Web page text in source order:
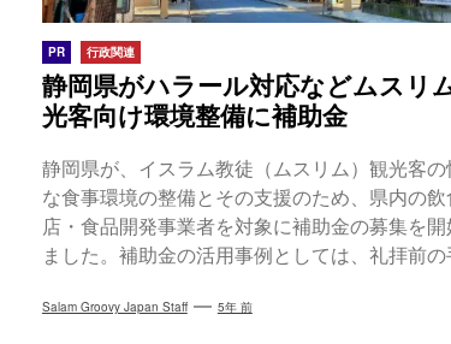
PR 行政関連
静岡県がハラール対応などムスリ
光客向け環境整備に補助金
静岡県が、イスラム教徒（ムスリム）観光客の
な食事環境の整備とその支援のため、県内の飲
店・食品開発事業者を対象に補助金の募集を開
ました。補助金の活用事例としては、礼拝前の
Salam Groovy Japan Staff 5年 前